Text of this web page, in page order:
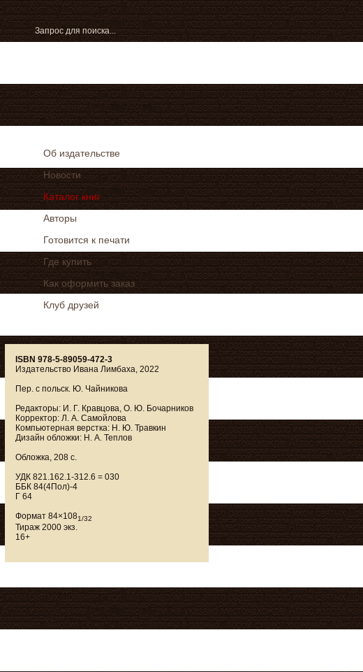
Об издательстве
Новости
Каталог книг
Авторы
Готовится к печати
Где купить
Как оформить заказ
Клуб друзей
ISBN 978-5-89059-472-3
Издательство Ивана Лимбаха, 2022
Пер. с польск. Ю. Чайникова
Редакторы: И. Г. Кравцова, О. Ю. Бочарников
Корректор: Л. А. Самойлова
Компьютерная верстка: Н. Ю. Травкин
Дизайн обложки: Н. А. Теплов
Обложка, 208 с.
УДК 821.162.1-312.6 = 030
ББК 84(4Пол)-4
Г 64
Формат 84×1081/32
Тираж 2000 экз.
16+